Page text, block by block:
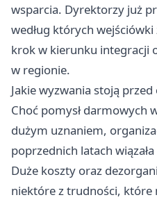
wsparcia. Dyrektorzy już
według których
krok w kierunku integracji
w regionie.
Jakie wyzwania stoją
Choć pomysł darmowych
dużym uznaniem,
poprzednich latach
Duże koszty oraz
niektóre z trudności, które